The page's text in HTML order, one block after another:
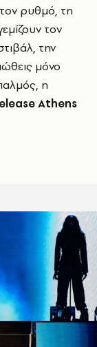
ρυθμό, τη
τον
την
μόνο
η
Athens